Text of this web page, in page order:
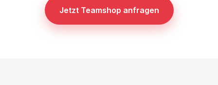
Jetzt Teamshop anfragen